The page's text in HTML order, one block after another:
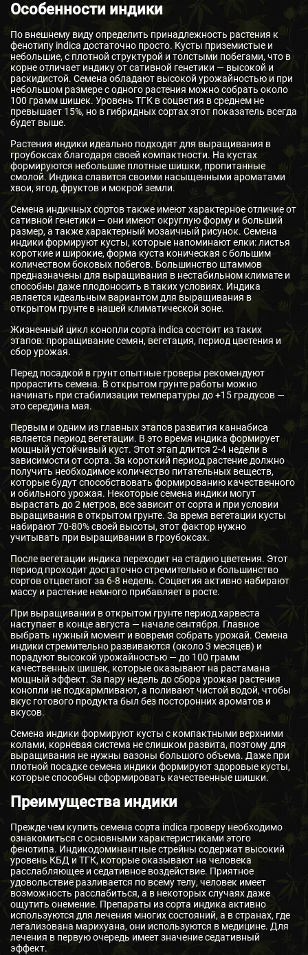
Особенности индики
По внешнему виду определить принадлежность растения к
фенотипу indica достаточно просто. Кусты приземистые и
небольшие, с плотной структурой и толстыми побегами, что в
корне отличает индику от сативной генетики — высокой и
раскидистой. Семена обладают высокой урожайностью и при
небольшом размере с одного растения можно собрать около
100 грамм шишек. Уровень ТГК в соцветия в среднем не
превышает 15%, но в гибридных сортах этот показатель всегда
будет выше.
Растения индики идеально подходят для выращивания в
гроубоксах благодаря своей компактности. На кустах
формируются небольшие плотные шишки, пропитанные
смолой. Индика славится своими насыщенными ароматами
хвои, ягод, фруктов и мокрой земли.
Семена индичных сортов также имеют характерное отличие от
сативной генетики — они имеют округлую форму и больший
размер, а также характерный мозаичный рисунок. Семена
индики формируют кусты, которые напоминают елки: листья
короткие и широкие, форма куста коническая с большим
количеством боковых побегов. Большинство штаммов
предназначены для выращивания в нестабильном климате и
способны даже плодоносить в таких условиях. Индика
является идеальным вариантом для выращивания в
открытом грунте в нашей климатической зоне.
Жизненный цикл конопли сорта indica состоит из таких
этапов: проращивание семян, вегетация, период цветения и
сбор урожая.
Перед посадкой в грунт опытные гроверы рекомендуют
прорастить семена. В открытом грунте работы можно
начинать при стабилизации температуры до +15 градусов —
это середина мая.
Первым и одним из главных этапов развития каннабиса
является период вегетации. В это время индика формирует
мощный устойчивый куст. Этот этап длится 2-4 недели в
зависимости от сорта. За короткий период растение должно
получить необходимое количество питательных веществ,
которые будут способствовать формированию качественного
и обильного урожая. Некоторые семена индики могут
вырастать до 2 метров, все зависит от сорта и при условии
выращивания в открытом грунте. За время вегетации кусты
набирают 70-80% своей высоты, этот фактор нужно
учитывать при выращивании в гроубоксах.
После вегетации индика переходит на стадию цветения. Этот
период проходит достаточно стремительно и большинство
сортов отцветают за 6-8 недель. Соцветия активно набирают
массу и растение немного прибавляет в росте.
При выращивании в открытом грунте период харвеста
наступает в конце августа — начале сентября. Главное
выбрать нужный момент и вовремя собрать урожай. Семена
индики стремительно развиваются (около 3 месяцев) и
порадуют высокой урожайностью — до 100 грамм
качественных шишек, которые оказывают на растамана
мощный эффект. За пару недель до сбора урожая растения
конопли не подкармливают, а поливают чистой водой, чтобы
вкус готового продукта был без посторонних ароматов и
вкусов.
Семена индики формируют кусты с компактными верхними
колами, корневая система не слишком развита, поэтому для
выращивания не нужны вазоны большого объема. Даже при
плотной посадке семена индики формируют здоровые кусты,
которые способны сформировать качественные шишки.
Преимущества индики
Прежде чем купить семена сорта indica гроверу необходимо
ознакомиться с основными характеристиками этого
фенотипа. Индикодоминантные стрейны содержат высокий
уровень КБД и ТГК, которые оказывают на человека
расслабляющее и седативное воздействие. Приятное
удовольствие разливается по всему телу, человек имеет
возможность расслабиться, а в некоторых случаях даже
ощутить онемение. Препараты из сорта индика активно
используются для лечения многих состояний, а в странах, где
легализована марихуана, они используются в медицине. Для
лечения в первую очередь имеет значение седативный
эффект.